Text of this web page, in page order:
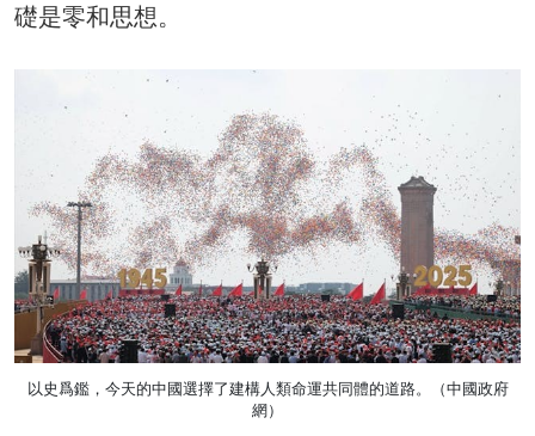
礎是零和思想。
以史爲鑑，今天的中國選擇了建構人類命運共同體的道路。（中國政府
網）